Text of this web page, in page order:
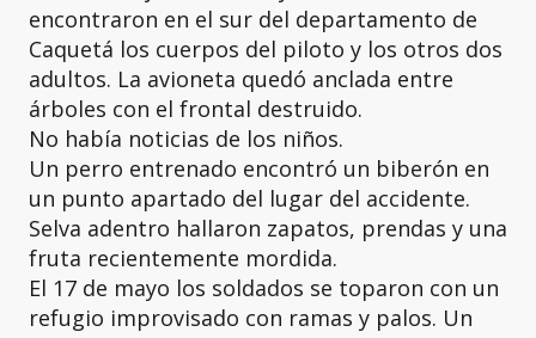
encontraron en el sur del departamento de
Caquetá los cuerpos del piloto y los otros dos
adultos. La avioneta quedó anclada entre
árboles con el frontal destruido.
No había noticias de los niños.
Un perro entrenado encontró un biberón en
un punto apartado del lugar del accidente.
Selva adentro hallaron zapatos, prendas y una
fruta recientemente mordida.
El 17 de mayo los soldados se toparon con un
refugio improvisado con ramas y palos. Un